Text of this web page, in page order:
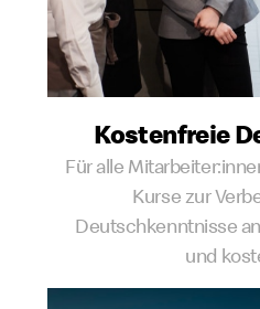
Kostenfreie
Für alle
Kurse zur
Deutschkenntnisse
und